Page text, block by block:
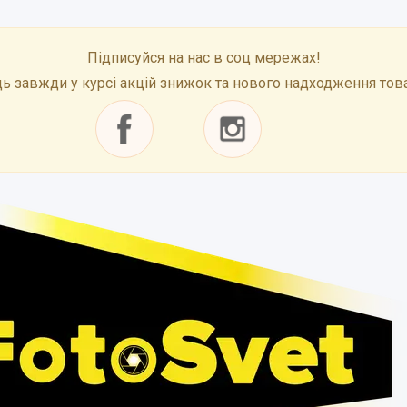
Підписуйся на нас в соц мережах!
завжди у курсі акцій знижок та нового надходження